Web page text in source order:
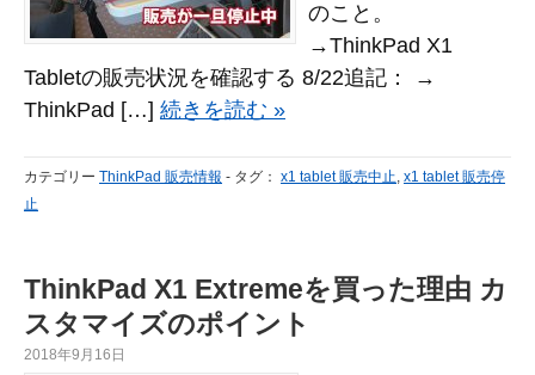
のこと。
→ThinkPad X1
Tabletの販売状況を確認する 8/22追記： →
ThinkPad […] 続きを読む »
カテゴリー ThinkPad 販売情報 - タグ： x1 tablet 販売中止, x1 tablet 販売停
止
ThinkPad X1 Extremeを買った理由 カ
スタマイズのポイント
2018年9月16日